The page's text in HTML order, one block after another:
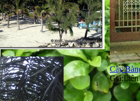
Cây
Giá:Liên